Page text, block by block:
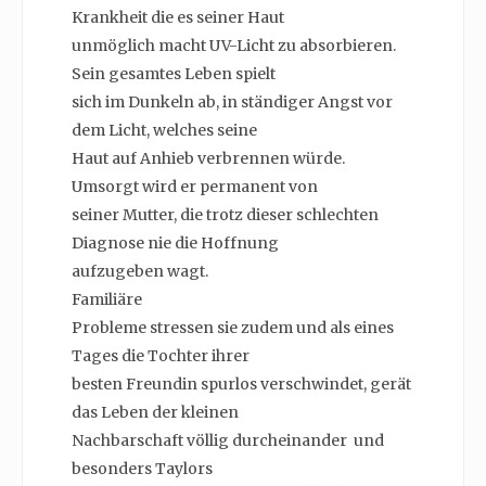
Krankheit die es seiner Haut
unmöglich macht UV-Licht zu absorbieren.
Sein gesamtes Leben spielt
sich im Dunkeln ab, in ständiger Angst vor
dem Licht, welches seine
Haut auf Anhieb verbrennen würde.
Umsorgt wird er permanent von
seiner Mutter, die trotz dieser schlechten
Diagnose nie die Hoffnung
aufzugeben wagt.
Familiäre
Probleme stressen sie zudem und als eines
Tages die Tochter ihrer
besten Freundin spurlos verschwindet, gerät
das Leben der kleinen
Nachbarschaft völlig durcheinander und
besonders Taylors